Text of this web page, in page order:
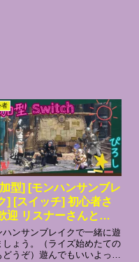
者
型] [モンハンサンブレ
] [スイッチ] 初心者さ
迎 リスナーさんとク
ト周回
ハンサンブレイクで一緒に遊
しょう。（ライズ始めたての
どうぞ）遊んでもいいよって